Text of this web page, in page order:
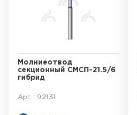
Молниеотвод
секционный СМСП-21.5/6
гибрид
Арт.: 92131